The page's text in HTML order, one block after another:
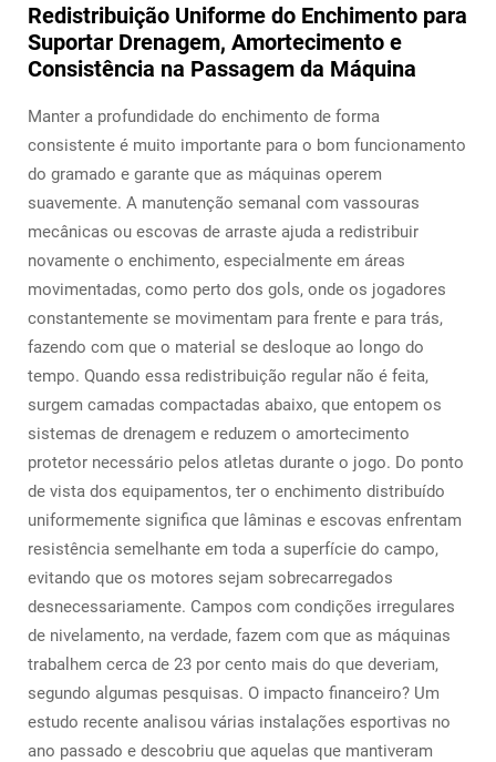
Redistribuição Uniforme do Enchimento para
Suportar Drenagem, Amortecimento e
Consistência na Passagem da Máquina
Manter a profundidade do enchimento de forma
consistente é muito importante para o bom funcionamento
do gramado e garante que as máquinas operem
suavemente. A manutenção semanal com vassouras
mecânicas ou escovas de arraste ajuda a redistribuir
novamente o enchimento, especialmente em áreas
movimentadas, como perto dos gols, onde os jogadores
constantemente se movimentam para frente e para trás,
fazendo com que o material se desloque ao longo do
tempo. Quando essa redistribuição regular não é feita,
surgem camadas compactadas abaixo, que entopem os
sistemas de drenagem e reduzem o amortecimento
protetor necessário pelos atletas durante o jogo. Do ponto
de vista dos equipamentos, ter o enchimento distribuído
uniformemente significa que lâminas e escovas enfrentam
resistência semelhante em toda a superfície do campo,
evitando que os motores sejam sobrecarregados
desnecessariamente. Campos com condições irregulares
de nivelamento, na verdade, fazem com que as máquinas
trabalhem cerca de 23 por cento mais do que deveriam,
segundo algumas pesquisas. O impacto financeiro? Um
estudo recente analisou várias instalações esportivas no
ano passado e descobriu que aquelas que mantiveram